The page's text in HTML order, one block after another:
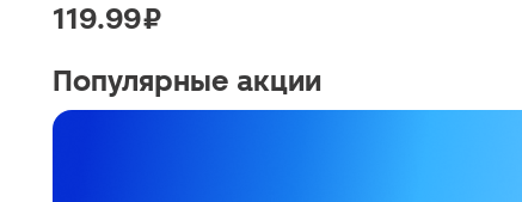
119.99 ₽
Популярные акции